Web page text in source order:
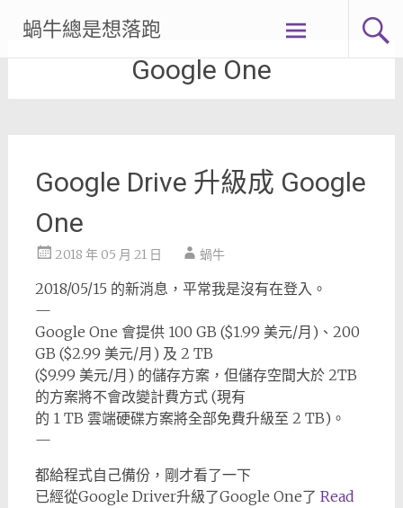
content
蝸牛總是想落跑
Google One
Google Drive 升級成 Google
One
2018 年 05 月 21 日 蝸牛
2018/05/15 的新消息，平常我是沒有在登入。
—
Google One 會提供 100 GB ($1.99 美元/月)、200
GB ($2.99 美元/月) 及 2 TB
($9.99 美元/月) 的儲存方案，但儲存空間大於 2TB
的方案將不會改變計費方式 (現有
的 1 TB 雲端硬碟方案將全部免費升級至 2 TB)。
—
都給程式自己備份，剛才看了一下
已經從Google Driver升級了Google One了 Read